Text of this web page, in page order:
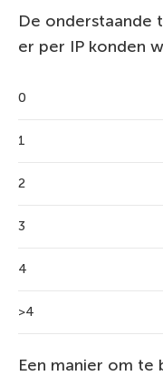
De onderstaande
er per IP konden
0
1
2
3
4
>4
Een manier om